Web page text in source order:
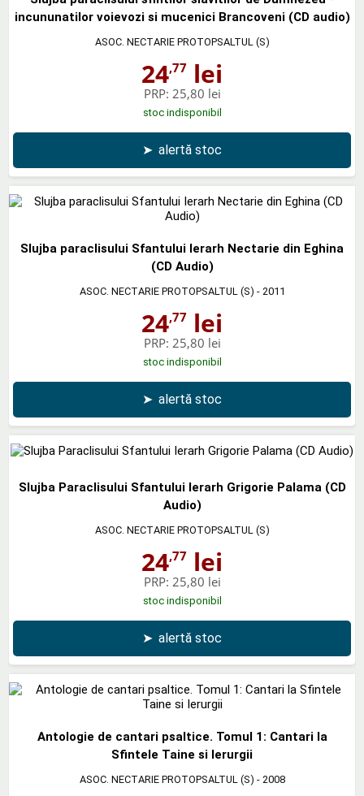
incununatilor voievozi si mucenici Brancoveni (CD audio)
ASOC. NECTARIE PROTOPSALTUL (S)
24,77 lei
PRP: 25,80 lei
stoc indisponibil
➤ alertă stoc
Slujba paraclisului Sfantului Ierarh Nectarie din Eghina
(CD Audio)
ASOC. NECTARIE PROTOPSALTUL (S) - 2011
24,77 lei
PRP: 25,80 lei
stoc indisponibil
➤ alertă stoc
Slujba Paraclisului Sfantului Ierarh Grigorie Palama (CD
Audio)
ASOC. NECTARIE PROTOPSALTUL (S)
24,77 lei
PRP: 25,80 lei
stoc indisponibil
➤ alertă stoc
Antologie de cantari psaltice. Tomul 1: Cantari la
Sfintele Taine si Ierurgii
ASOC. NECTARIE PROTOPSALTUL (S) - 2008